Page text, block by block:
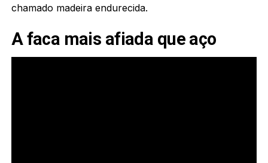
chamado madeira endurecida.
A faca mais afiada que aço